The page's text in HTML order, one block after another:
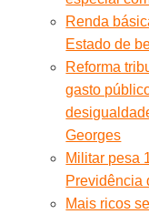
Renda
Estado de
Reforma
gasto
Georges
Militar pesa
Previdência
Mais ricos